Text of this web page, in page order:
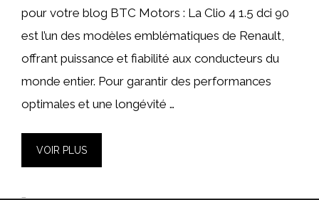
pour votre blog BTC Motors : La Clio 4 1.5 dci 90
est l’un des modèles emblématiques de Renault,
offrant puissance et fiabilité aux conducteurs du
monde entier. Pour garantir des performances
optimales et une longévité …
VOIR PLUS